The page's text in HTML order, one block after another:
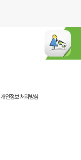
개인정보 처리방침